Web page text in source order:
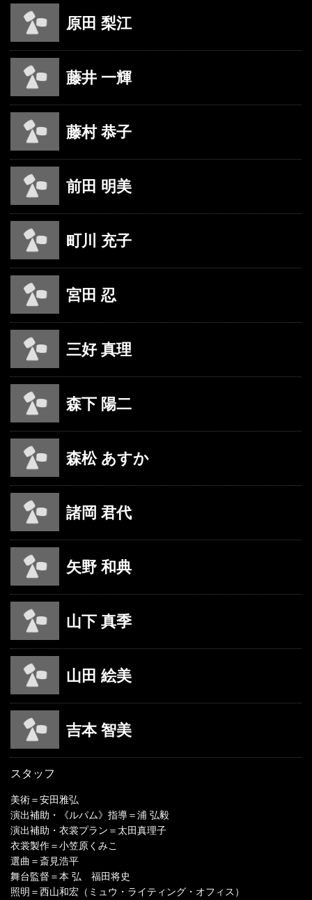
原田 梨江
藤井 一輝
藤村 恭子
前田 明美
町川 充子
宮田 忍
三好 真理
森下 陽二
森松 あすか
諸岡 君代
矢野 和典
山下 真季
山田 絵美
吉本 智美
スタッフ
美術＝安田雅弘
演出補助・《ルパム》指導＝浦 弘毅
演出補助・衣裳プラン＝太田真理子
衣裳製作＝小笠原くみこ
選曲＝斎見浩平
舞台監督＝本 弘 福田将史
照明＝西山和宏（ミュウ・ライティング・オフィス）